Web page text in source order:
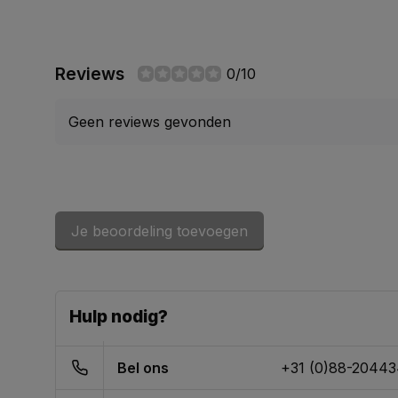
Reviews 0/10
Geen reviews gevonden
Je beoordeling toevoegen
Hulp nodig?
Bel ons +31 (0)88-